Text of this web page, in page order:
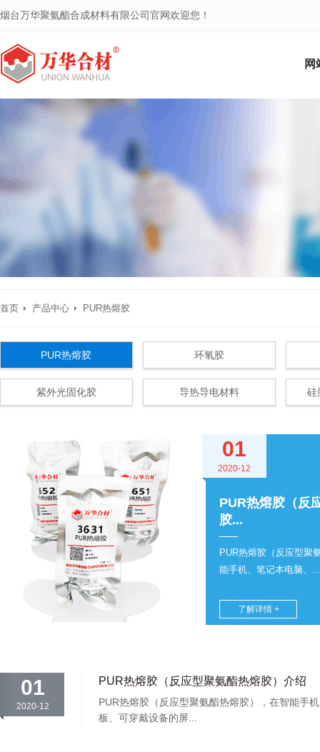
烟台万华聚氨酯合成材料有限公司官网欢迎您！
网
首页 产品中心 PUR热熔胶
PUR热熔胶 环氧胶
紫外光固化胶 导热导电材料 硅
01
2020-12
PUR热熔胶（反
胶...
PUR热熔胶（反应型聚
能手机、笔记本电脑、...
了解详情 +
01
2020-12
PUR热熔胶（反应型聚氨酯热熔胶）介绍
PUR热熔胶（反应型聚氨酯热熔胶），在智能手
板、可穿戴设备的屏...